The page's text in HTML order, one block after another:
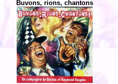
Buvons, rions, chantons